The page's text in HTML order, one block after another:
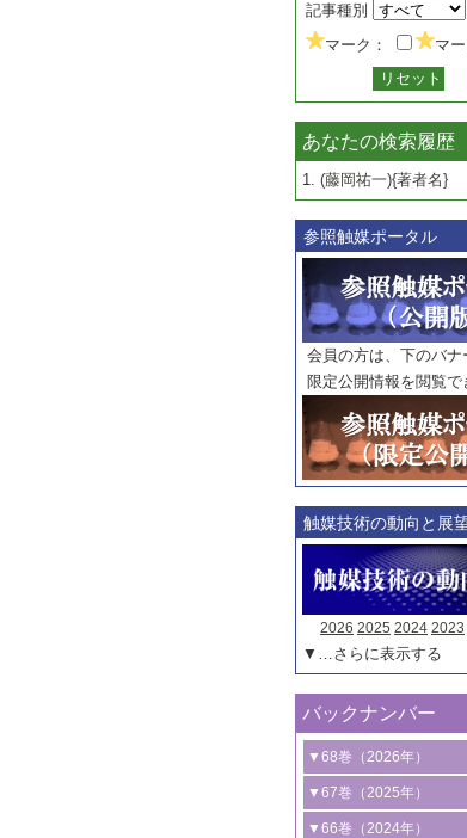
記事種別
マーク：
マ
あなたの検索履歴
1. (藤岡祐一){著者名}
参照触媒ポータル
会員の方は、下のバナ
限定公開情報を閲覧で
触媒技術の動向と展
2026 2025 2024 2023
▼…さらに表示する
バックナンバー
▼68巻（2026年）
1号 過酸化水素合成に関
2号 コンピューター技術
▼67巻（2025年）
1号 CO
水素化によるグ
▼66巻（2024年）